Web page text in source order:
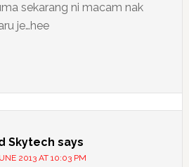
sekarang ni macam nak
je…hee
Skytech says
2013 AT 10:03 PM